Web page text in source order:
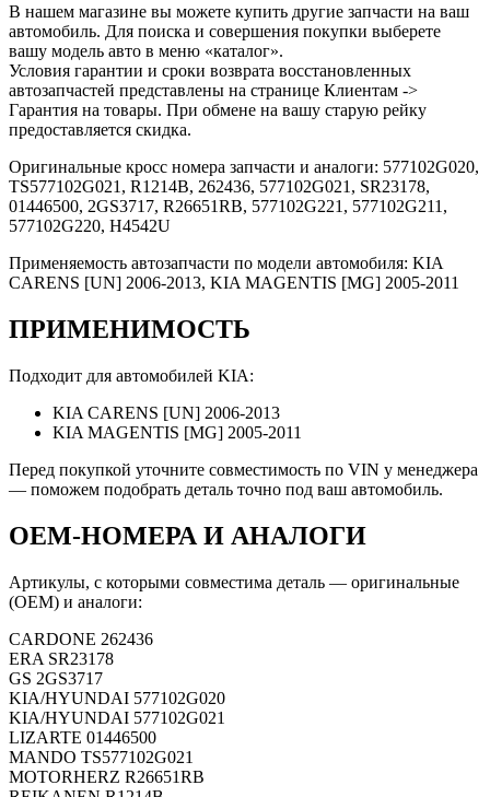
В нашем магазине вы можете купить другие запчасти на ваш
автомобиль. Для поиска и совершения покупки выберете
вашу модель авто в меню «каталог».
Условия гарантии и сроки возврата восстановленных
автозапчастей представлены на странице Клиентам ->
Гарантия на товары. При обмене на вашу старую рейку
предоставляется скидка.
Оригинальные кросс номера запчасти и аналоги: 577102G020,
TS577102G021, R1214B, 262436, 577102G021, SR23178,
01446500, 2GS3717, R26651RB, 577102G221, 577102G211,
577102G220, H4542U
Применяемость автозапчасти по модели автомобиля: KIA
CARENS [UN] 2006-2013, KIA MAGENTIS [MG] 2005-2011
ПРИМЕНИМОСТЬ
Подходит для автомобилей KIA:
KIA CARENS [UN] 2006-2013
KIA MAGENTIS [MG] 2005-2011
Перед покупкой уточните совместимость по VIN у менеджера
— поможем подобрать деталь точно под ваш автомобиль.
OEM-НОМЕРА И АНАЛОГИ
Артикулы, с которыми совместима деталь — оригинальные
(OEM) и аналоги:
CARDONE 262436
ERA SR23178
GS 2GS3717
KIA/HYUNDAI 577102G020
KIA/HYUNDAI 577102G021
LIZARTE 01446500
MANDO TS577102G021
MOTORHERZ R26651RB